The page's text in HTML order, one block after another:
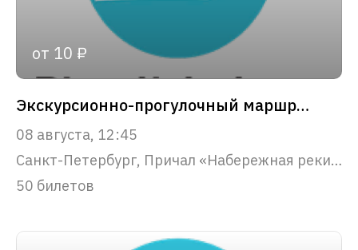
от 10 ₽
Экскурсионно-прогулочный маршрут "Парадный Петербург"
08 августа, 12:45
Санкт-Петербург, Причал «Набережная реки Фонтанки, 53»
50 билетов